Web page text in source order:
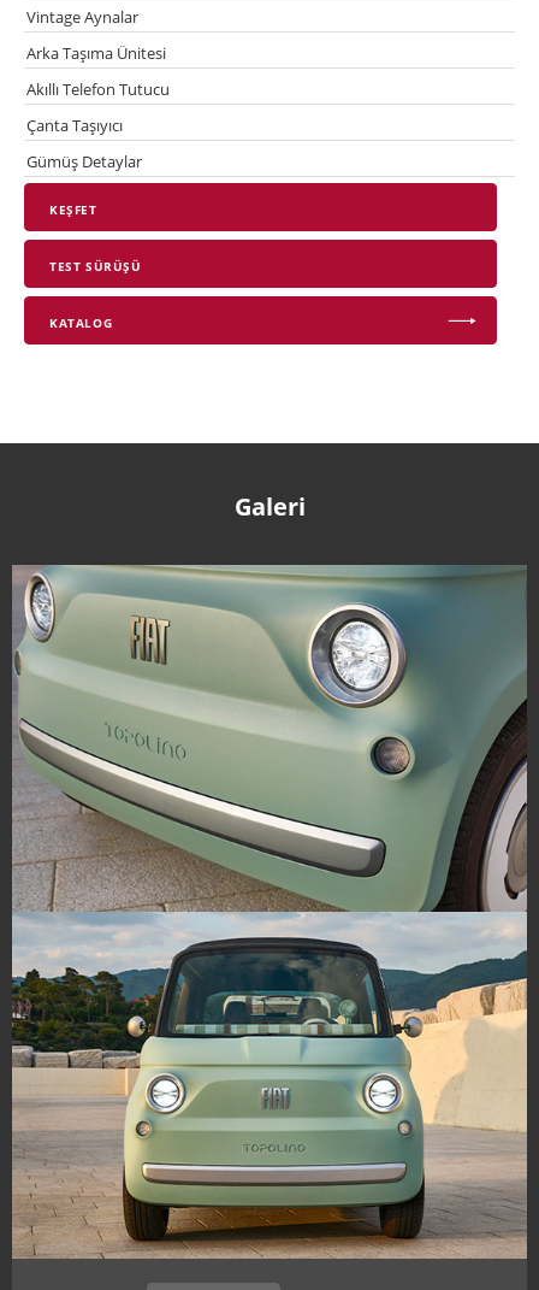
Vintage Aynalar
Arka Taşıma Ünitesi
Akıllı Telefon Tutucu
Çanta Taşıyıcı
Gümüş Detaylar
KEŞFET
TEST SÜRÜŞÜ
KATALOG
Galeri